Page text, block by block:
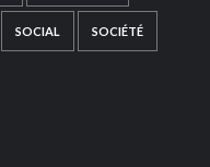
SOCIAL SOCIÉTÉ